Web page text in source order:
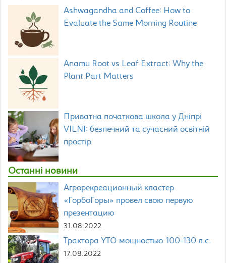
Ashwagandha and Coffee: How to
Evaluate the Same Morning Routine
Anamu Root vs Leaf Extract: Why the
Plant Part Matters
Приватна початкова школа у Дніпрі
VILNI: безпечний та сучасний освітній
простір
Останні новини
Агрорекреационный кластер
«ГорбоГоры» провел свою первую
презентацию
31.08.2022
Трактора YTO мощностью 100-130 л.с.
17.08.2022